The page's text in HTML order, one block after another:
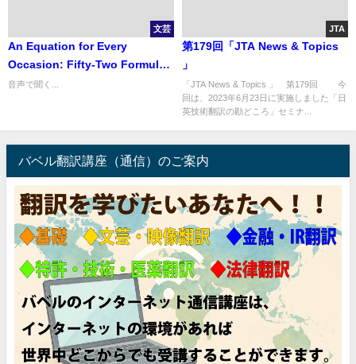
文芸
An Equation for Every
Occasion: Fifty-Two Formulas
and Why They Matter 『世界は
音声で聞く...
JTA
第179回「JTA News & Topics
」
「JTA News & Topics 」 第179回 今
回は、2023年6月23日に実施しました「日
英技術翻訳の勘どころ」セミナ...
バベル翻訳講座（通信）のご案内